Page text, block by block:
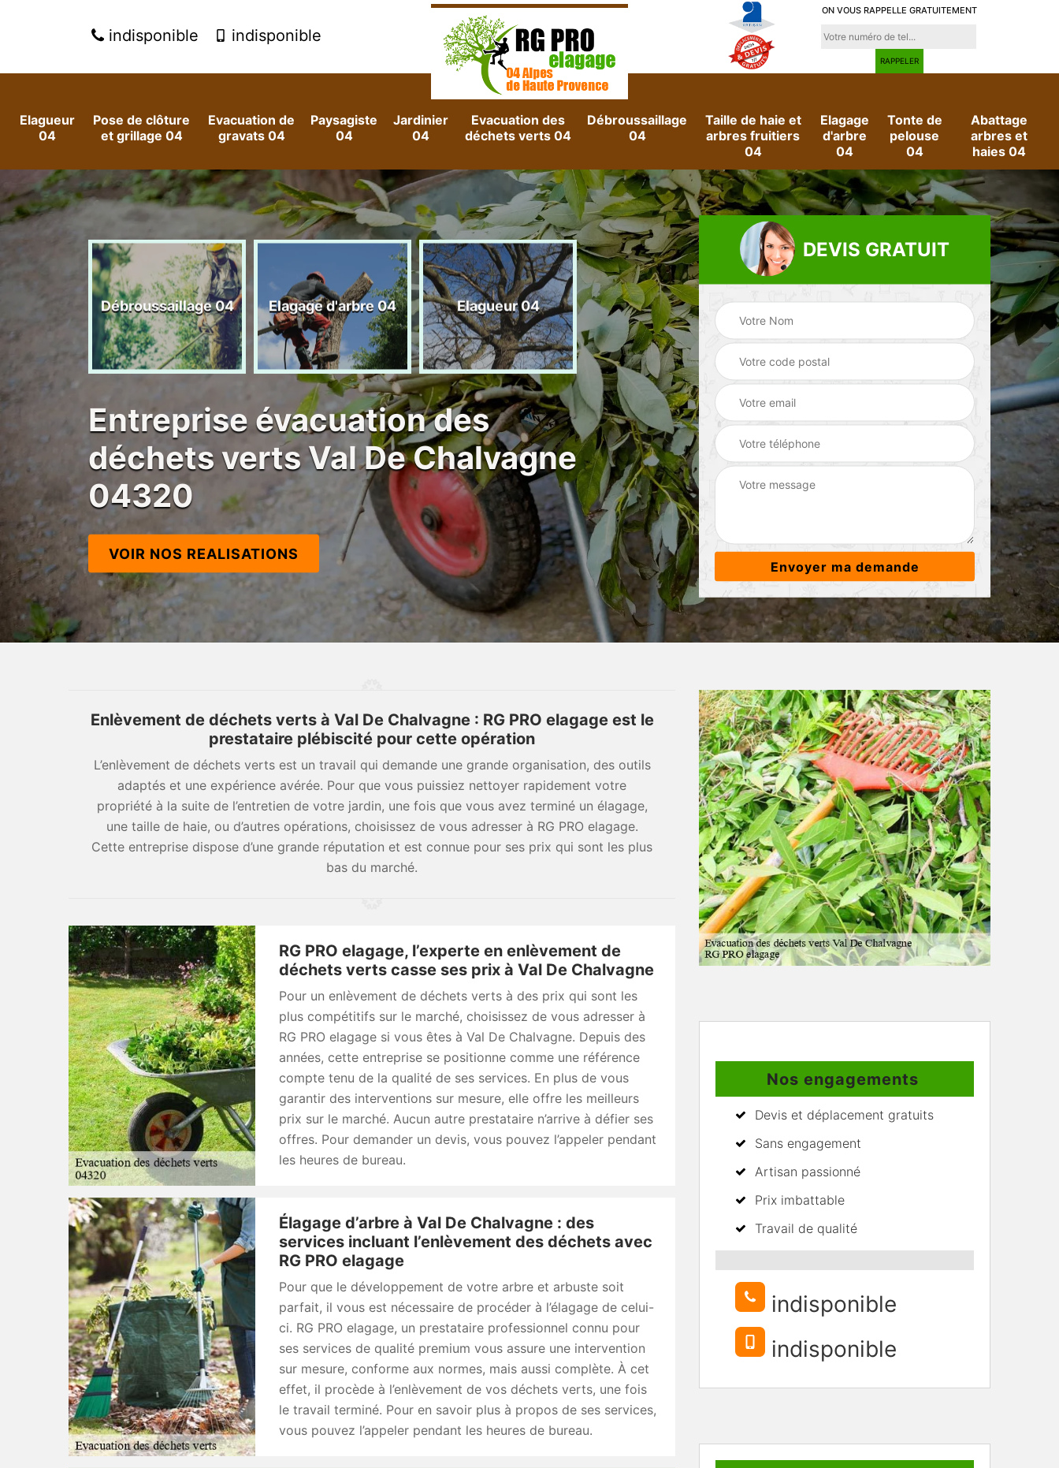
indisponible indisponible
ON VOUS RAPPELLE GRATUITEMENT
Elagueur
04
Pose de clôture
et grillage 04
Evacuation de
gravats 04
Paysagiste
04
Jardinier
04
Evacuation des
déchets verts 04
Débroussaillage
04
Taille de haie et
arbres fruitiers
04
Elagage
d'arbre
04
Tonte de
pelouse
04
Abattage
arbres et
haies 04
et
Débroussaillage 04 Elagage d'arbre 04 Elagueur 04
Evacuation de
gravats 04
Evacuation des
déchets verts 04
Jardinier 04
Entreprise évacuation des
déchets verts Val De Chalvagne
04320
VOIR NOS REALISATIONS
DEVIS GRATUIT
Enlèvement de déchets verts à Val De Chalvagne : RG PRO elagage est le
prestataire plébiscité pour cette opération
L’enlèvement de déchets verts est un travail qui demande une grande organisation, des outils
adaptés et une expérience avérée. Pour que vous puissiez nettoyer rapidement votre
propriété à la suite de l’entretien de votre jardin, une fois que vous avez terminé un élagage,
une taille de haie, ou d’autres opérations, choisissez de vous adresser à RG PRO elagage.
Cette entreprise dispose d’une grande réputation et est connue pour ses prix qui sont les plus
bas du marché.
RG PRO elagage, l’experte en enlèvement de
déchets verts casse ses prix à Val De Chalvagne
Pour un enlèvement de déchets verts à des prix qui sont les
plus compétitifs sur le marché, choisissez de vous adresser à
RG PRO elagage si vous êtes à Val De Chalvagne. Depuis des
années, cette entreprise se positionne comme une référence
compte tenu de la qualité de ses services. En plus de vous
garantir des interventions sur mesure, elle offre les meilleurs
prix sur le marché. Aucun autre prestataire n’arrive à défier ses
offres. Pour demander un devis, vous pouvez l’appeler pendant
les heures de bureau.
Élagage d’arbre à Val De Chalvagne : des
services incluant l’enlèvement des déchets avec
RG PRO elagage
Pour que le développement de votre arbre et arbuste soit
parfait, il vous est nécessaire de procéder à l’élagage de celui-
ci. RG PRO elagage, un prestataire professionnel connu pour
ses services de qualité premium vous assure une intervention
sur mesure, conforme aux normes, mais aussi complète. À cet
effet, il procède à l’enlèvement de vos déchets verts, une fois
le travail terminé. Pour en savoir plus à propos de ses services,
vous pouvez l’appeler pendant les heures de bureau.
Nos engagements
Devis et déplacement gratuits
Sans engagement
Artisan passionné
Prix imbattable
Travail de qualité
indisponible
indisponible